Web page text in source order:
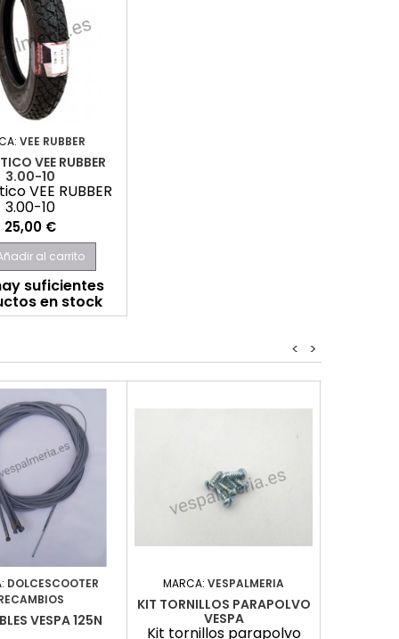
VEE RUBBER
VEE RUBBER
3.00-10
VEE RUBBER
3.00-10
Precio
25,00 €
al carrito
suficientes
en stock
>
<
DOLCESCOOTER
VESPA 125N
MARCA: VESPALMERIA
KIT TORNILLOS PARAPOLVO
VESPA
Kit tornillos parapolvo